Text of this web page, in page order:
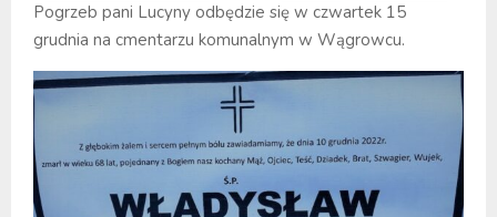
Pogrzeb pani Lucyny odbędzie się w czwartek 15
grudnia na cmentarzu komunalnym w Wągrowcu.